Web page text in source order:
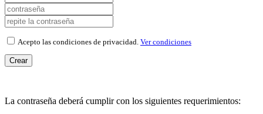
Acepto las condiciones de privacidad. Ver condiciones
Crear
La contraseña deberá cumplir con los siguientes requerimientos: